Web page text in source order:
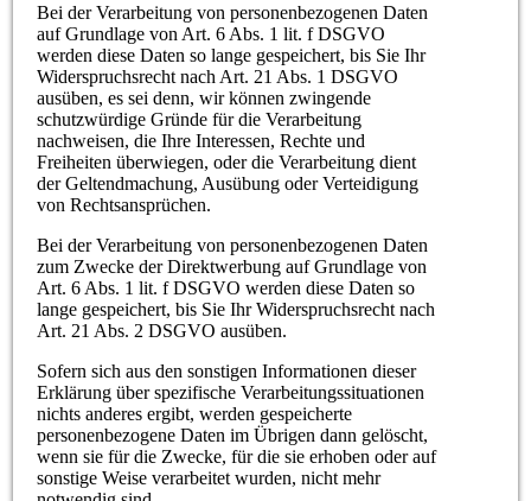
Bei der Verarbeitung von personenbezogenen Daten
auf Grundlage von Art. 6 Abs. 1 lit. f DSGVO
werden diese Daten so lange gespeichert, bis Sie Ihr
Widerspruchsrecht nach Art. 21 Abs. 1 DSGVO
ausüben, es sei denn, wir können zwingende
schutzwürdige Gründe für die Verarbeitung
nachweisen, die Ihre Interessen, Rechte und
Freiheiten überwiegen, oder die Verarbeitung dient
der Geltendmachung, Ausübung oder Verteidigung
von Rechtsansprüchen.
Bei der Verarbeitung von personenbezogenen Daten
zum Zwecke der Direktwerbung auf Grundlage von
Art. 6 Abs. 1 lit. f DSGVO werden diese Daten so
lange gespeichert, bis Sie Ihr Widerspruchsrecht nach
Art. 21 Abs. 2 DSGVO ausüben.
Sofern sich aus den sonstigen Informationen dieser
Erklärung über spezifische Verarbeitungssituationen
nichts anderes ergibt, werden gespeicherte
personenbezogene Daten im Übrigen dann gelöscht,
wenn sie für die Zwecke, für die sie erhoben oder auf
sonstige Weise verarbeitet wurden, nicht mehr